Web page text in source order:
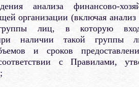
анализа финансово-
организации (включая
группы лиц, в которую
наличии такой группы
и сроков
с Правилами,